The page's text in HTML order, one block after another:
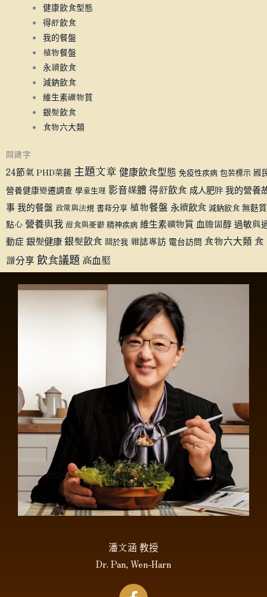
健康飲食型態
得舒飲食
我的餐盤
植物餐盤
永續飲食
減鈉飲食
維生素礦物質
銀髮飲食
食物六大類
關鍵字
24節氣 PHD菜餚 主題文章 健康飲食型態 免疫性疾病 包裝標示 國
營養健康變遷調查 學童生理 影音媒體 得舒飲食 成人肥胖我的營養
事我的餐盤 政策與法規 書籍分享 植物餐盤 永續飲食 減鈉飲食 無麩質
點心 營養與我 甜食與憂鬱 精神疾病 維生素礦物質 血膽固醇 過敏與
動症銀髮健康銀髮飲食 關於我 雜誌專訪 電台訪問 食物六大類 食
譜分享 飲食議題 高血壓
潘文涵 教授
Dr. Pan, Wen-Harn